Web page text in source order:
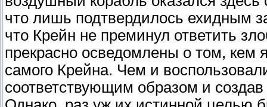
что лишь подтвердилось ехидным
что Крейн не преминул ответить
прекрасно осведомлены о том, кем
самого Крейна. Чем и
соответствующим образом и